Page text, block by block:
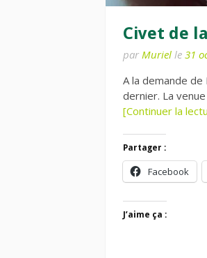
Civet de
par Muriel le 31
A la demande
dernier. La
[Continuer la
Partager :
Facebook
J’aime ça :